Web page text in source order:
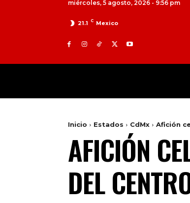
miércoles, 5 agosto, 2026 - 9:56 pm
21.1 C Mexico
TOLUCA 98.9 FM | ATLACOMULCO
Inicio Estados CdMx Afición
AFICIÓN
DEL